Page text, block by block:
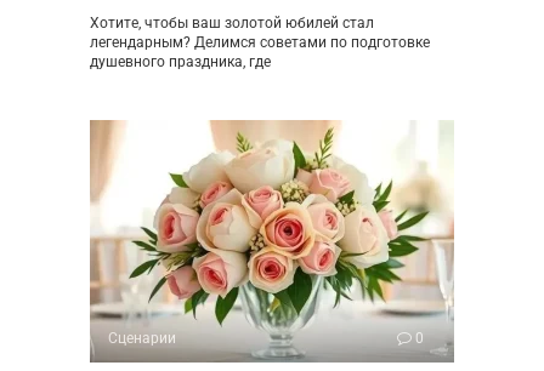
Хотите, чтобы ваш золотой юбилей стал
легендарным? Делимся советами по подготовке
душевного праздника, где
Сценарии 0